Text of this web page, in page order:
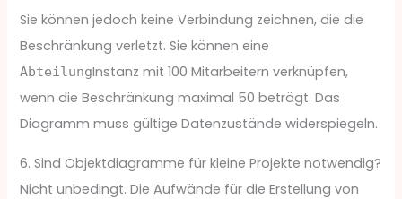
Sie können jedoch keine Verbindung zeichnen, die die
Beschränkung verletzt. Sie können eine
AbteilungInstanz mit 100 Mitarbeitern verknüpfen,
wenn die Beschränkung maximal 50 beträgt. Das
Diagramm muss gültige Datenzustände widerspiegeln.
6. Sind Objektdiagramme für kleine Projekte notwendig?
Nicht unbedingt. Die Aufwände für die Erstellung von